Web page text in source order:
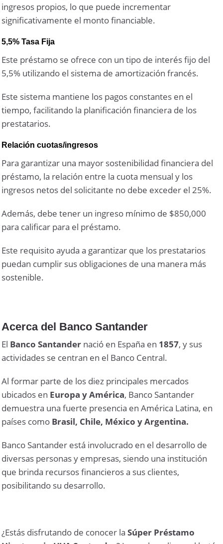
ingresos propios, lo que puede incrementar
significativamente el monto financiable.
5,5% Tasa Fija
Este préstamo se ofrece con un tipo de interés fijo del
5,5% utilizando el sistema de amortización francés.
Este sistema mantiene los pagos constantes en el
tiempo, facilitando la planificación financiera de los
prestatarios.
Relación cuotas/ingresos
Para garantizar una mayor sostenibilidad financiera del
préstamo, la relación entre la cuota mensual y los
ingresos netos del solicitante no debe exceder el 25%.
Además, debe tener un ingreso mínimo de $850,000
para calificar para el préstamo.
Este requisito ayuda a garantizar que los prestatarios
puedan cumplir sus obligaciones de una manera más
sostenible.
Acerca del Banco Santander
El Banco Santander nació en España en 1857, y sus
actividades se centran en el Banco Central.
Al formar parte de los diez principales mercados
ubicados en Europa y América, Banco Santander
demuestra una fuerte presencia en América Latina, en
países como Brasil, Chile, México y Argentina.
Banco Santander está involucrado en el desarrollo de
diversas personas y empresas, siendo una institución
que brinda recursos financieros a sus clientes,
posibilitando su desarrollo.
¿Estás disfrutando de conocer laSúper Préstamo